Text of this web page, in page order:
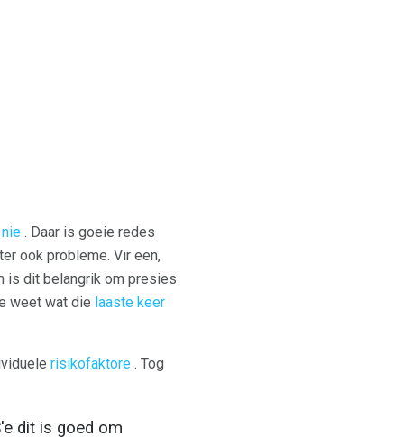
. Daar is goeie redes
ook probleme. Vir een,
is dit belangrik om presies
weet wat die laaste keer
risikofaktore . Tog
dit is goed om